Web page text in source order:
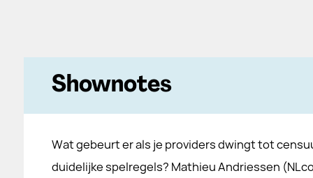
Shownotes
Wat gebeurt er als je providers dwingt tot
duidelijke spelregels? Mathieu Andriessen